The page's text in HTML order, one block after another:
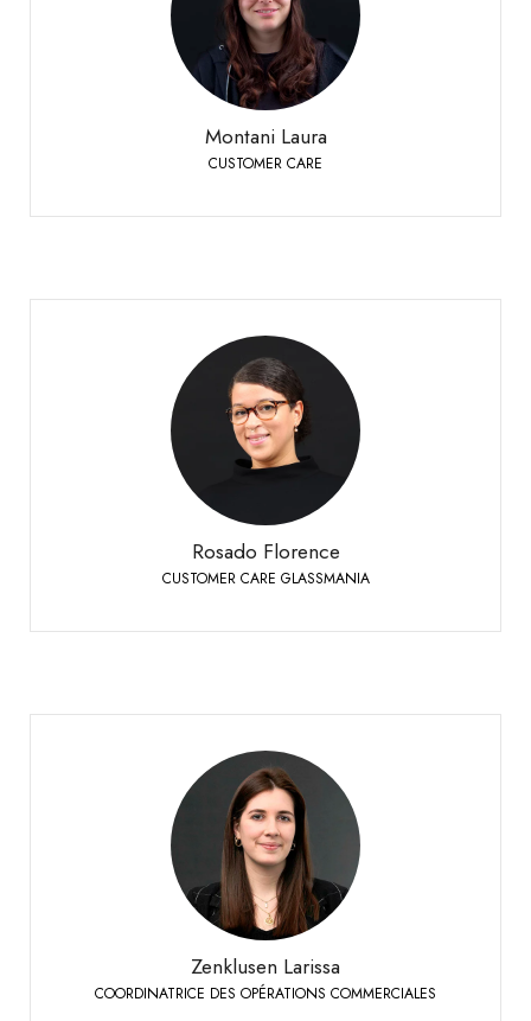
Montani Laura
CUSTOMER CARE
Sierre
Téléphone:
+41 27 451 25 25
Rosado Florence
CUSTOMER CARE GLASSMANIA
Rosado Florence
CUSTOMER CARE GLASSMANIA
Sierre
Téléphone:
+41 27 451 25 40
Zenklusen Larissa
COORDINATRICE DES OPÉRATIONS COMMERCIALES
Zenklusen Larissa
COORDINATRICE DES OPÉRATIONS COMMERCIALES
Sierre
Téléphone:
+41 27 451 25 49